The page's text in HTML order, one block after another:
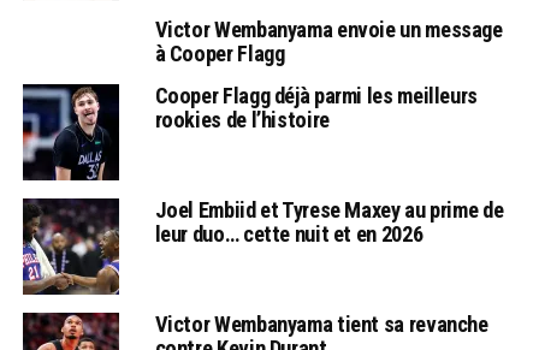
Victor Wembanyama envoie un message
à Cooper Flagg
Cooper Flagg déjà parmi les meilleurs
rookies de l’histoire
Joel Embiid et Tyrese Maxey au prime de
leur duo… cette nuit et en 2026
Victor Wembanyama tient sa revanche